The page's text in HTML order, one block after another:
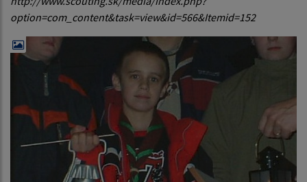
option=com_content&task=view&id=566&Itemid=152